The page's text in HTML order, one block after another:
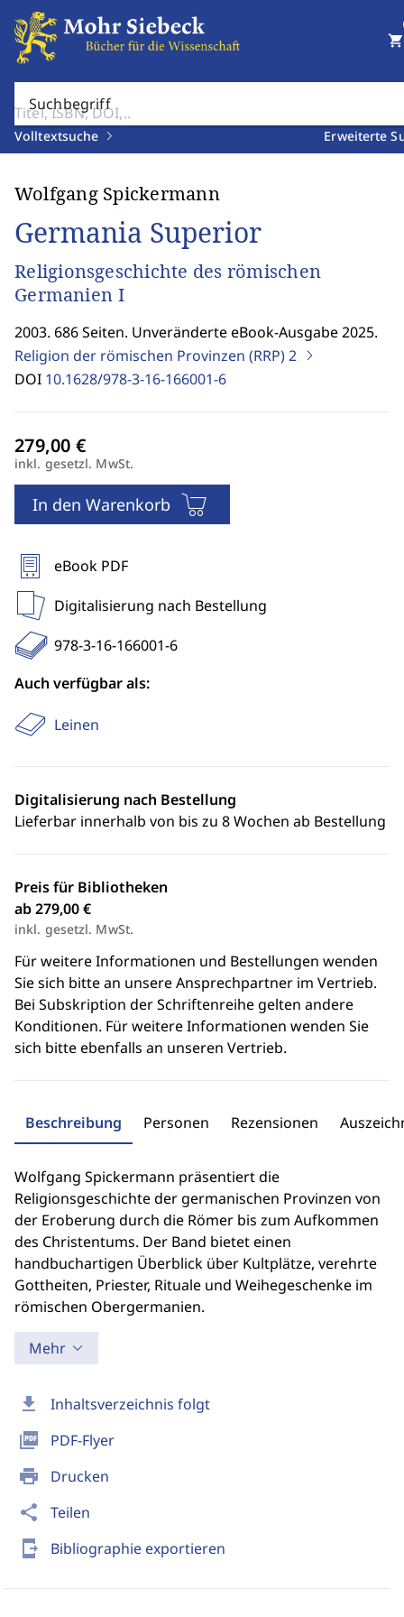
Suchbegriff
Volltextsuche Erweiterte
shopping_cart
download Inhaltsverzeichnis folgt
picture_as_pdf PDF-Flyer
print Drucken
share Teilen
send_to_mobile Bibliographie exportieren
Wolfgang Spickermann
Germania Superior
Religionsgeschichte des römischen
Germanien I
2003. 686 Seiten. Unveränderte eBook-Ausgabe 2025.
Religion der römischen Provinzen (RRP)2
DOI 10.1628/978-3-16-166001-6
inkl. gesetzl. MwSt.
In den Warenkorb
eBook PDF
Digitalisierung nach Bestellung
978-3-16-166001-6
Auch verfügbar als:
Leinen
Digitalisierung nach Bestellung
Lieferbar innerhalb von bis zu 8 Wochen ab Bestellung
Preis für Bibliotheken
ab 279,00 €
inkl. gesetzl. MwSt.
Für weitere Informationen und Bestellungen wenden
Sie sich bitte an unsere Ansprechpartner im Vertrieb.
Bei Subskription der Schriftenreihe gelten andere
Konditionen. Für weitere Informationen wenden Sie
sich bitte ebenfalls an unseren Vertrieb.
Beschreibung Personen Rezensionen
Wolfgang Spickermann präsentiert die
Religionsgeschichte der germanischen Provinzen von
der Eroberung durch die Römer bis zum Aufkommen
des Christentums. Der Band bietet einen
handbuchartigen Überblick über Kultplätze, verehrte
Gottheiten, Priester, Rituale und Weihegeschenke im
römischen Obergermanien.
Mehr